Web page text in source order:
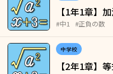
【1年1章】
#中1 #正負の数
中学校
【2年1章】